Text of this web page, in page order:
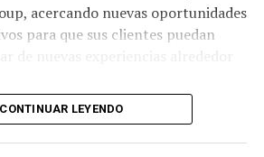
acercando nuevas oportunidades
para que sus clientes puedan
CONTINUAR LEYENDO